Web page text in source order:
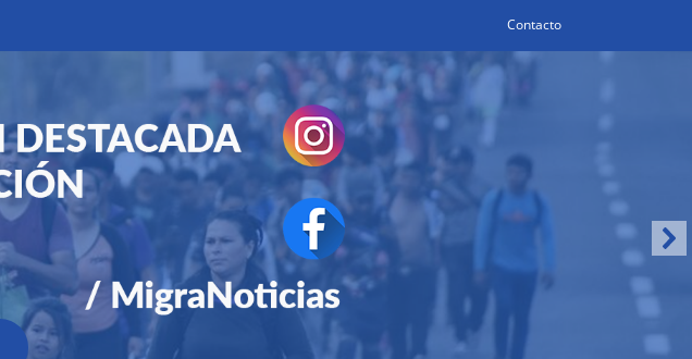
Contacto